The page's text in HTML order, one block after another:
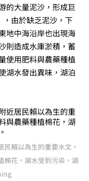
的大量泥沙，形成巨
由於缺乏泥沙，下
地中海沿岸也出現海
則造成水庫淤積，蓄
使用肥料與農藥種植
湖水發出異味，湖泊
賴以為生的重要水文，
棉花，湖水受到污染，湖